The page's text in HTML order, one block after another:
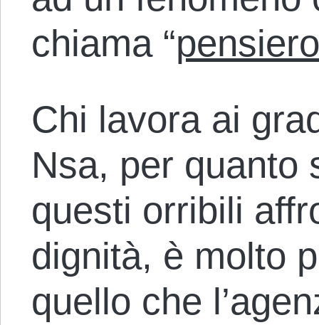
chiama “
Chi lavora ai
Nsa, per quanto
questi orribili
dignità, è molto
quello che